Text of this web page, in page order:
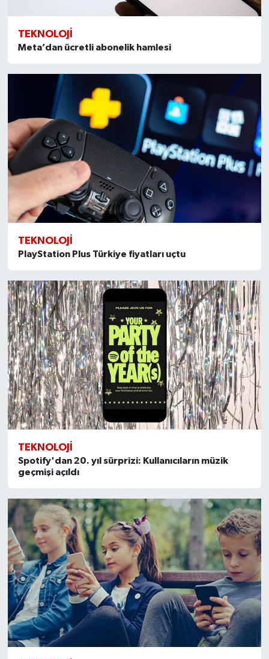
TEKNOLOJI
Meta’dan ücretli abonelik hamlesi
TEKNOLOJI
PlayStation Plus Türkiye fiyatları uçtu
TEKNOLOJI
Spotify'dan 20. yıl sürprizi: Kullanıcıların müzik
geçmişi açıldı